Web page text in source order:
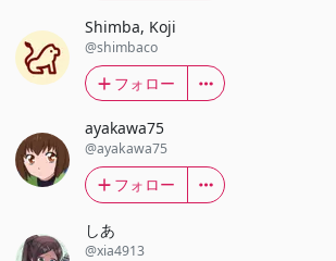
Shimba, Koji
@shimbaco
フォロー
ayakawa75
@ayakawa75
フォロー
しあ
@xia4913